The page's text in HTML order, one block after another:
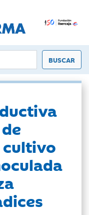
cultivo